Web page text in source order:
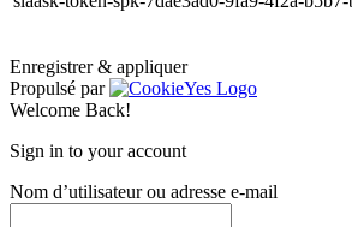
Enregistrer & appliquer
Propulsé par
Welcome Back!
Sign in to your account
Nom d’utilisateur ou adresse e-mail